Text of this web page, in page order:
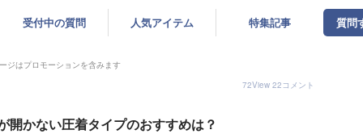
受付中の質問 人気アイテム 特集記事 質問
ジはプロモーションを含みます
72View 22コメント
開かない圧着タイプのおすすめは？